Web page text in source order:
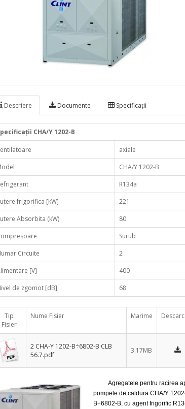
Descriere Documente Specificaţii
CHA/Y 1202-B
axiale
CHA/Y 1202-B
R134a
frigorifica [kW]
221
Absorbita (kW)
80
Surub
Circuite
2
[V]
400
de zgomot [dB]
68
Tip
Fisier
Nume Fisier Marime
2 CHA-Y 1202-B÷6802-B CLB
56.7.pdf
3.17MB
Agregatele pentru racirea
pompele de caldura CHA/Y
B÷6802-B, cu agent frigorific